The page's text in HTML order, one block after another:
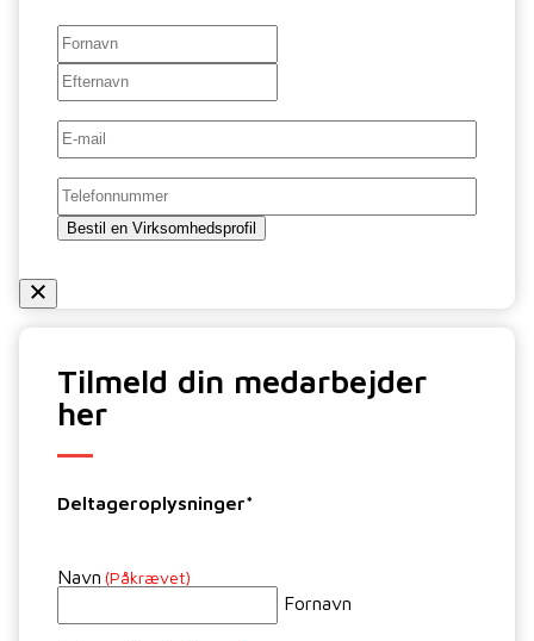
Navn
Efternavn
E-
mail*
Telefon
Bestil en Virksomhedsprofil
Tilmeld din medarbejder
her
Deltageroplysninger*
Navn (Påkrævet)
Fornavn